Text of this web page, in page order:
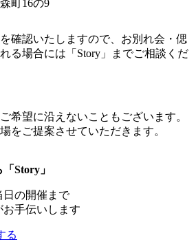
町16の9
確認いたしますので、お別れ会・偲
る場合には「Story」までご相談くだ
希望に沿えないこともございます。
をご提案させていただきます。
Story」
日の開催まで
手伝いします
る